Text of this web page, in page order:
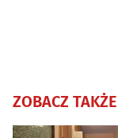
ZOBACZ TAKŻE